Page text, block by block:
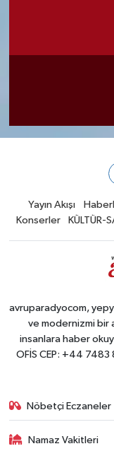
Yayın Akışı
Konserler
KÜLTÜR-
avruparadyocom,
ve modernizmi bir
insanlara haber
OFİS CEP: +44
Nöbetçi Eczaneler
Namaz Vakitleri